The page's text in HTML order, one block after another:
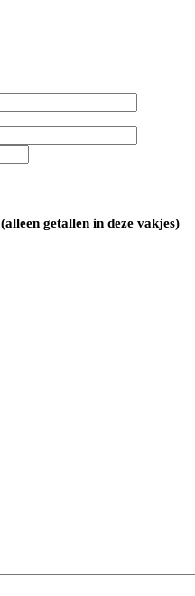
(alleen getallen in deze vakjes)